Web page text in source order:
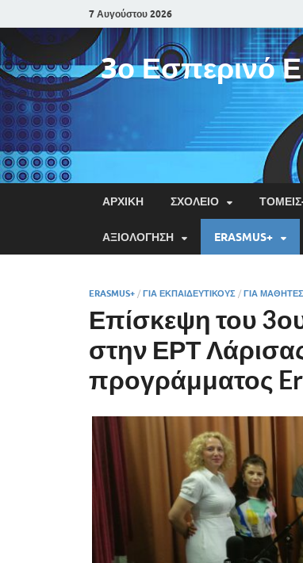
7 Αυγούστου 2026
3ο Εσπερινό
ΑΡΧΙΚΉ ΣΧΟΛΕΊΟ
ΑΞΙΟΛΌΓΗΣΗ ERASMUS+
ERASMUS+ / ΓΙΑ ΕΚΠΑΙΔΕΥΤΙΚΟΎΣ / ΓΙΑ ΜΑΘΗΤΈΣ
Επίσκεψη του
στην ΕΡΤ
προγράμματος